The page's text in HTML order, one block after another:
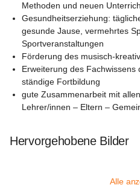
Methoden und neuen
Gesundheitserziehung:
gesunde Jause, vermehrtes
Sportveranstaltungen
Förderung des musisch-
Erweiterung des
ständige Fortbildung
gute Zusammenarbeit mit
Lehrer/innen – Eltern –
Hervorgehobene Bilder
Alle